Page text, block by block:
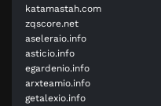
katamastah.com
zqscore.net
aseleraio.info
asticio.info
egardenio.info
arxteamio.info
getalexio.info